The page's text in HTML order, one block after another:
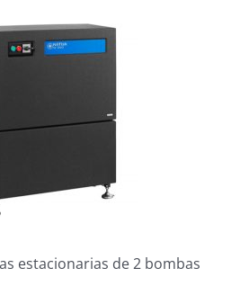
estacionarias de 2 bombas